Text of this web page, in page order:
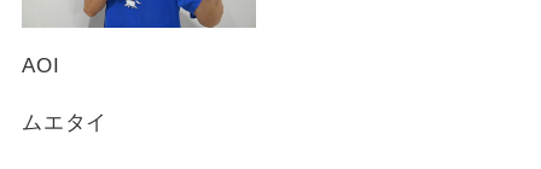
AOI
ムエタイ